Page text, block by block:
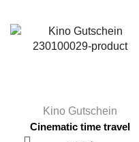
Kino Gutschein
Cinematic time travel